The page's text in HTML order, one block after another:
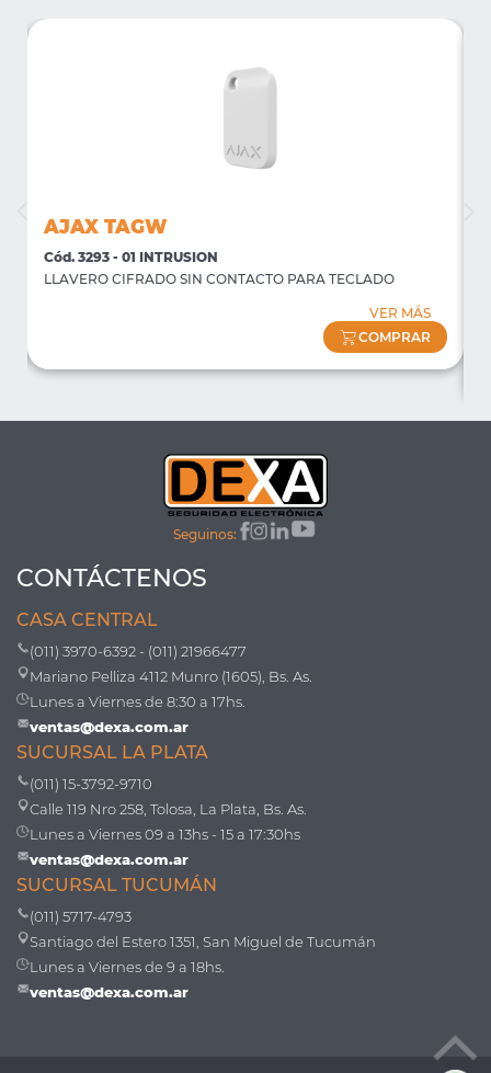
AJAX TAGW
Cód. 3293 - 01 INTRUSION
LLAVERO CIFRADO SIN CONTACTO PARA TECLADO
VER MÁS
COMPRAR
Seguinos:
CONTÁCTENOS
CASA CENTRAL
(011) 3970-6392 - (011) 21966477
Mariano Pelliza 4112 Munro (1605), Bs. As.
Lunes a Viernes de 8:30 a 17hs.
ventas@dexa.com.ar
SUCURSAL LA PLATA
(011) 15-3792-9710
Calle 119 Nro 258, Tolosa, La Plata, Bs. As.
Lunes a Viernes 09 a 13hs - 15 a 17:30hs
ventas@dexa.com.ar
SUCURSAL TUCUMÁN
(011) 5717-4793
Santiago del Estero 1351, San Miguel de Tucumán
Lunes a Viernes de 9 a 18hs.
ventas@dexa.com.ar